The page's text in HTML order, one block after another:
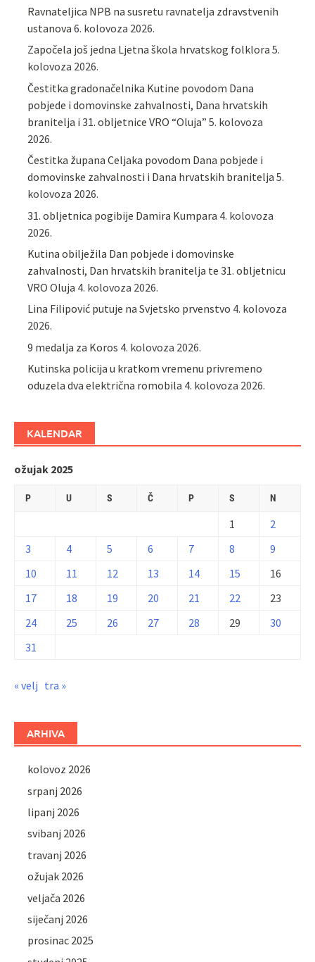
Ravnateljica NPB na susretu ravnatelja zdravstvenih
ustanova 6. kolovoza 2026.
Započela još jedna Ljetna škola hrvatskog folklora 5.
kolovoza 2026.
Čestitka gradonačelnika Kutine povodom Dana
pobjede i domovinske zahvalnosti, Dana hrvatskih
branitelja i 31. obljetnice VRO “Oluja” 5. kolovoza
2026.
Čestitka župana Celjaka povodom Dana pobjede i
domovinske zahvalnosti i Dana hrvatskih branitelja 5.
kolovoza 2026.
31. obljetnica pogibije Damira Kumpara 4. kolovoza
2026.
Kutina obilježila Dan pobjede i domovinske
zahvalnosti, Dan hrvatskih branitelja te 31. obljetnicu
VRO Oluja 4. kolovoza 2026.
Lina Filipović putuje na Svjetsko prvenstvo 4. kolovoza
2026.
9 medalja za Koros 4. kolovoza 2026.
Kutinska policija u kratkom vremenu privremeno
oduzela dva električna romobila 4. kolovoza 2026.
KALENDAR
ožujak 2025
P U S Č P S N
1
2
3
4 5 6 7 8
9
10
11 12 13 14 15
16
17
18 19 20 21 22
23
24
25 26 27 28 29
30
31
« velj tra »
ARHIVA
kolovoz 2026
srpanj 2026
lipanj 2026
svibanj 2026
travanj 2026
ožujak 2026
veljača 2026
siječanj 2026
prosinac 2025